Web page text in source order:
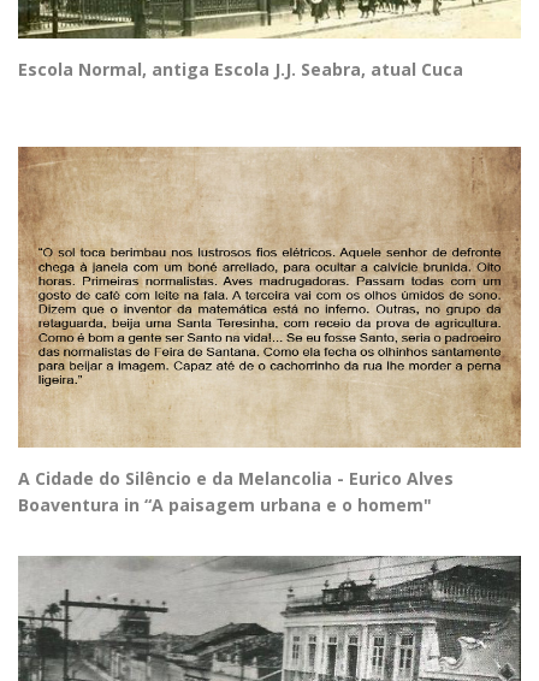
Escola Normal, antiga Escola J.J. Seabra, atual Cuca
A Cidade do Silêncio e da Melancolia - Eurico Alves
Boaventura in “A paisagem urbana e o homem"